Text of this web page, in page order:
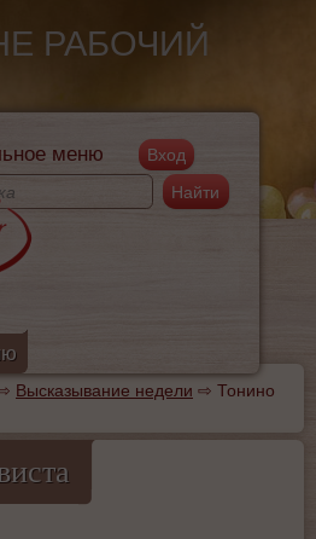
РАБОЧИЙ
меню
Высказывание недели ⇨ Тонино